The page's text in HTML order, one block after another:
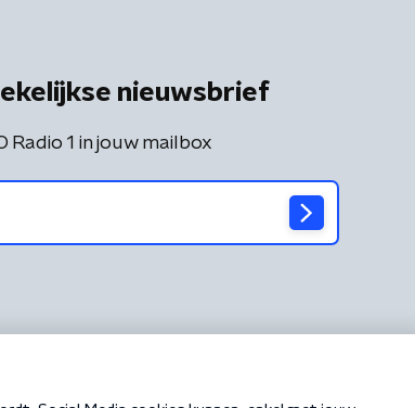
nieuwsbrief
Radio 1 in jouw mailbox